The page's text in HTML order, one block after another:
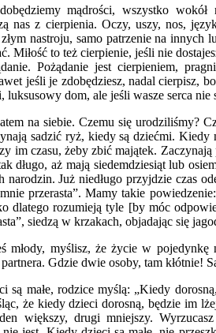
mądrości, wszystko
nas z cierpienia. Oczy, uszy, nos,
nastroju, samo patrzenie na
Miłość to też cierpienie, jeśli nie
Pożądanie jest cierpieniem,
jeśli je zdobędziesz, nadal cierpisz,
luksusowy dom, ale jeśli wasze serca
na siebie. Czemu się urodziliśmy?
sadzić ryż, kiedy są dziećmi. Kiedy
im czasu, żeby zbić majątek.
długo, aż mają siedemdziesiąt lub
narodzin. Już niedługo przyjdzie czas
przerasta”. Mamy takie
dlatego rozumieją tyle [by móc
siedzą w krzakach, objadając się
młody, myślisz, że życie w
Gdzie dwie osoby, tam kłótnie!
są małe, rodzice myślą: „Kiedy
że kiedy dzieci dorosną, będzie im
większy, drugi mniejszy.